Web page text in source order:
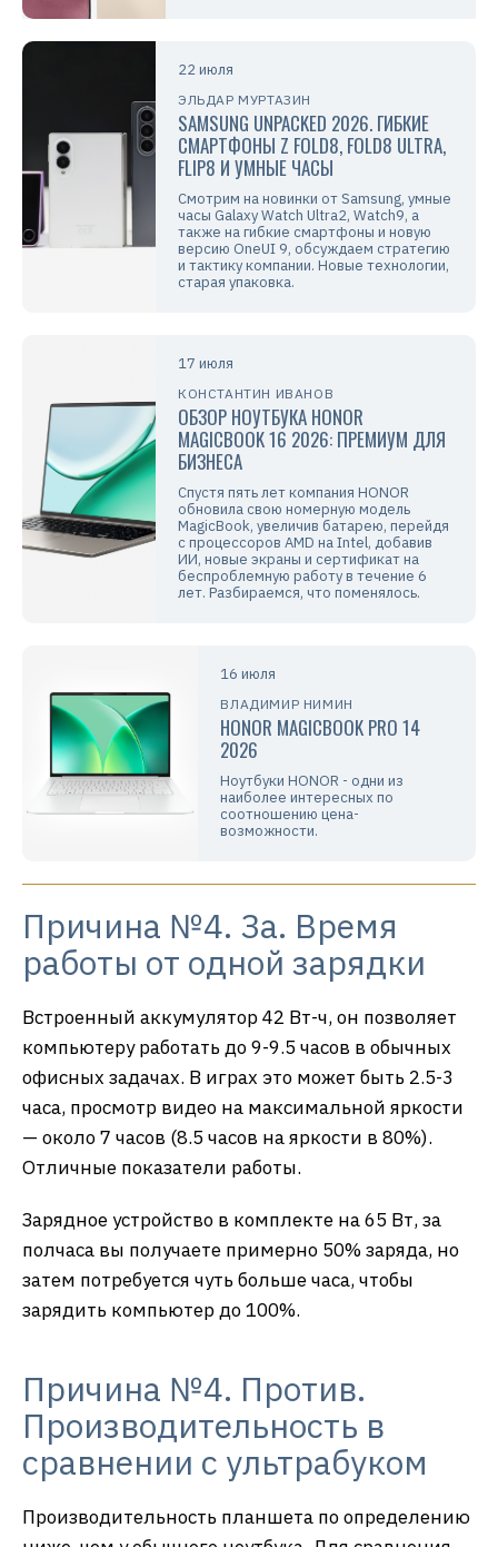
22 июля
ЭЛЬДАР МУРТАЗИН
SAMSUNG UNPACKED 2026. ГИБКИЕ
СМАРТФОНЫ Z FOLD8, FOLD8 ULTRA,
FLIP8 И УМНЫЕ ЧАСЫ
Смотрим на новинки от Samsung, умные
часы Galaxy Watch Ultra2, Watch9, а
также на гибкие смартфоны и новую
версию OneUI 9, обсуждаем стратегию
и тактику компании. Новые технологии,
старая упаковка.
17 июля
КОНСТАНТИН ИВАНОВ
ОБЗОР НОУТБУКА HONOR
MAGICBOOK 16 2026: ПРЕМИУМ ДЛЯ
БИЗНЕСА
Спустя пять лет компания HONOR
обновила свою номерную модель
MagicBook, увеличив батарею, перейдя
с процессоров AMD на Intel, добавив
ИИ, новые экраны и сертификат на
беспроблемную работу в течение 6
лет. Разбираемся, что поменялось.
16 июля
ВЛАДИМИР НИМИН
HONOR MAGICBOOK PRO 14
2026
Ноутбуки HONOR - одни из
наиболее интересных по
соотношению цена-
возможности.
Причина №4. За. Время
работы от одной зарядки
Встроенный аккумулятор 42 Вт-ч, он позволяет
компьютеру работать до 9-9.5 часов в обычных
офисных задачах. В играх это может быть 2.5-3
часа, просмотр видео на максимальной яркости
— около 7 часов (8.5 часов на яркости в 80%).
Отличные показатели работы.
Зарядное устройство в комплекте на 65 Вт, за
полчаса вы получаете примерно 50% заряда, но
затем потребуется чуть больше часа, чтобы
зарядить компьютер до 100%.
Причина №4. Против.
Производительность в
сравнении с ультрабуком
Производительность планшета по определению